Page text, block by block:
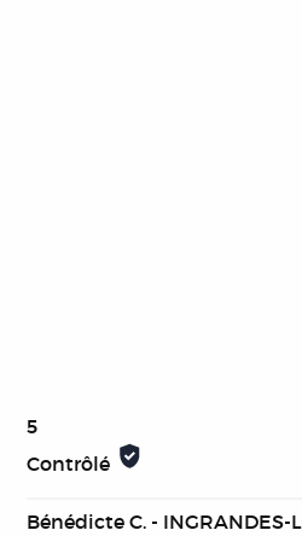
5
Contrôlé
Bénédicte C. - INGRANDES-